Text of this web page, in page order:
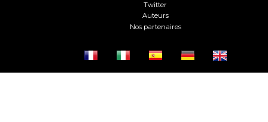
Twitter
Auteurs
Nos partenaires